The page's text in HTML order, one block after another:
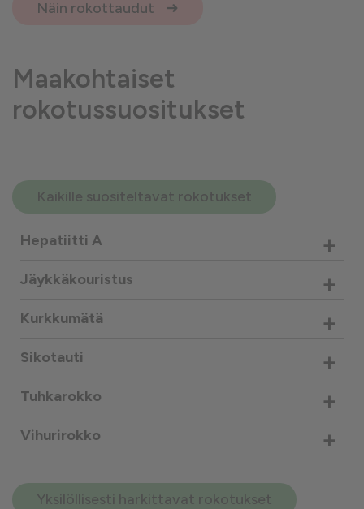
Näin rokottaudut
Maakohtaiset
rokotussuositukset
Kaikille suositeltavat rokotukset
Hepatiitti A +
Jäykkäkouristus +
Kurkkumätä +
Sikotauti +
Tuhkarokko +
Vihurirokko +
Yksilöllisesti harkittavat rokotukset